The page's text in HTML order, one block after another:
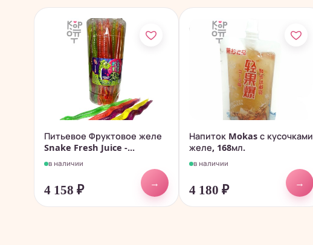
Питьевое Фруктовое желе
Snake Fresh Juice -...
в наличии
4 158 ₽
→
Напиток Mokas с кусочками
желе, 168мл.
в наличии
4 180 ₽
→